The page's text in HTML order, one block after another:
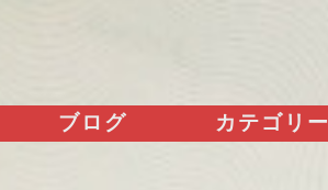
ブログ カテゴリー